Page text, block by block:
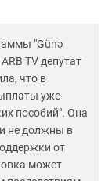
"Günə
TV депутат
что в
уже
пособий". Она
не должны в
от
может